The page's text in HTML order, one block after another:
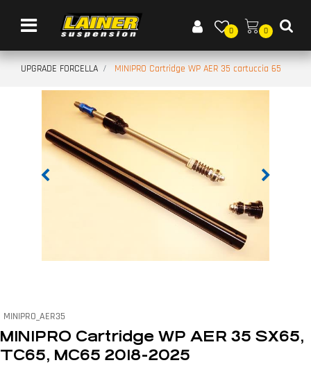
Open menu
0 0
UPGRADE FORCELLA MINIPRO Cartridge WP AER 35 cartuccia 65
MINIPRO_AER35
MINIPRO Cartridge WP AER 35 SX65,
TC65, MC65 2018-2025